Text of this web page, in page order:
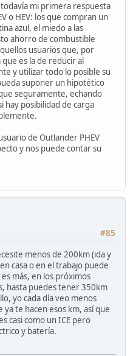
mi primera respuesta
o HEV: los que compran un
azul, el miedo a las
ahorro de combustible
usuarios que, por
es la de reducir al
y utilizar todo lo posible su
suponer un hipotético
seguramente, echando
hay posibilidad de carga
de Outlander PHEV
y nos puede contar su
#85
menos de 200km (ida y
casa o en el trabajo puede
más, en los próximos
hasta puedes tener 350km
yo cada día veo menos
ya te hacen esos km, así que
casi como un ICE pero
y batería.